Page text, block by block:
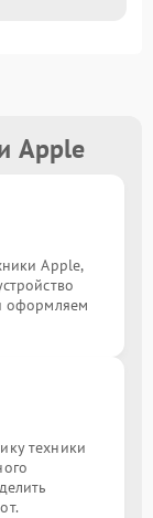
Apple
Apple,
оформляем
техники